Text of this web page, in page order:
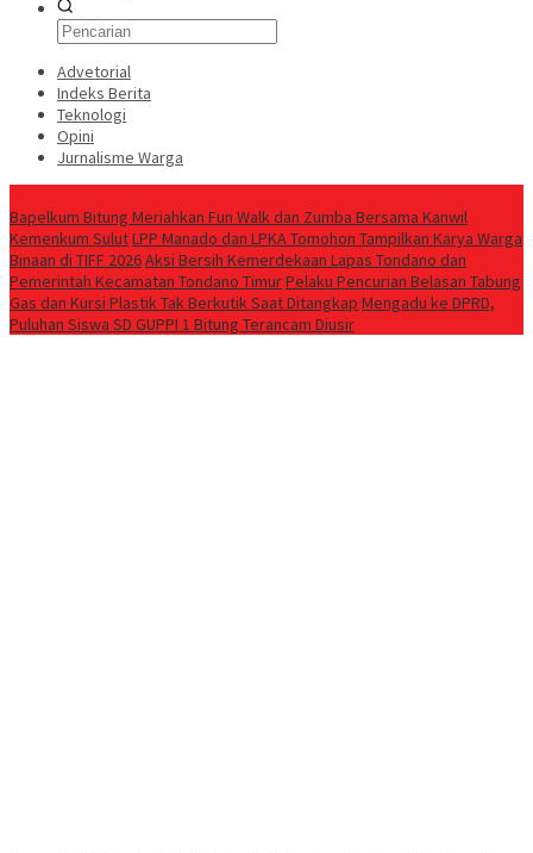
Advetorial
Indeks Berita
Teknologi
Opini
Jurnalisme Warga
Bapelkum Bitung Meriahkan Fun Walk dan Zumba Bersama Kanwil
Kemenkum SulutLPP Manado dan LPKA Tomohon Tampilkan Karya Warga
Binaan di TIFF 2026Aksi Bersih Kemerdekaan Lapas Tondano dan
Pemerintah Kecamatan Tondano TimurPelaku Pencurian Belasan Tabung
Gas dan Kursi Plastik Tak Berkutik Saat Ditangkap Mengadu ke DPRD,
Puluhan Siswa SD GUPPI 1 Bitung Terancam Diusir